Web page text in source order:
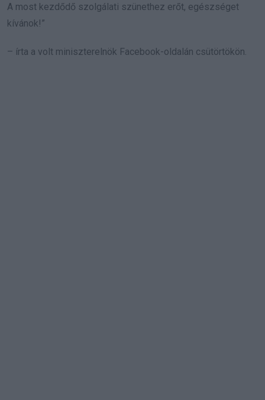
A most kezdődő szolgálati szünethez erőt, egészséget
kívánok!”
– írta a volt miniszterelnök Facebook-oldalán csütörtökön.